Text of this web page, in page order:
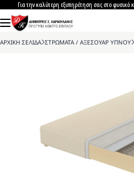
to
content
Για την καλύτερη εξυπηρέτηση σας στο φυσικό
ΑΡΧΙΚΗ ΣΕΛΙΔΑ>ΣΤΡΩΜΑΤΑ / ΑΞΕΣΟΥΑΡ ΥΠΝΟΥ>